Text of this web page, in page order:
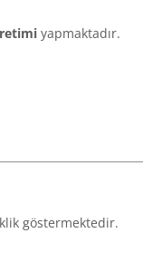
yapmaktadır.
göstermektedir.